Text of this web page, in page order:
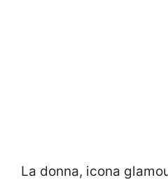
La donna, icona